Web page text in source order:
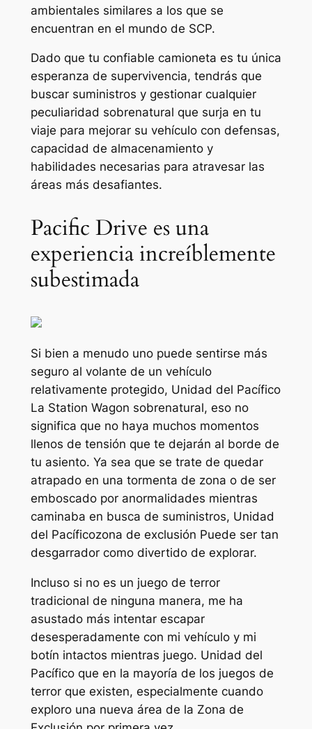
ambientales similares a los que se
encuentran en el mundo de SCP.
Dado que tu confiable camioneta es tu única
esperanza de supervivencia, tendrás que
buscar suministros y gestionar cualquier
peculiaridad sobrenatural que surja en tu
viaje para mejorar su vehículo con defensas,
capacidad de almacenamiento y
habilidades necesarias para atravesar las
áreas más desafiantes.
Pacific Drive es una
experiencia increíblemente
subestimada
Si bien a menudo uno puede sentirse más
seguro al volante de un vehículo
relativamente protegido, Unidad del Pacífico​​​​​​
La Station Wagon sobrenatural, eso no
significa que no haya muchos momentos
llenos de tensión que te dejarán al borde de
tu asiento. Ya sea que se trate de quedar
atrapado en una tormenta de zona o de ser
emboscado por anormalidades mientras
caminaba en busca de suministros, Unidad
del Pacíficozona de exclusión Puede ser tan
desgarrador como divertido de explorar.
Incluso si no es un juego de terror
tradicional de ninguna manera, me ha
asustado más intentar escapar
desesperadamente con mi vehículo y mi
botín intactos mientras juego. Unidad del
Pacíficoque en la mayoría de los juegos de
terror que existen, especialmente cuando
exploro una nueva área de la Zona de